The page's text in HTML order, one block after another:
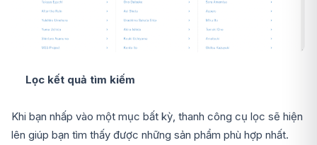
Lọc kết quả tìm kiếm
Khi bạn nhấp vào một mục bất kỳ, thanh công cụ lọc sẽ hiện
lên giúp bạn tìm thấy được những sản phẩm phù hợp nhất.